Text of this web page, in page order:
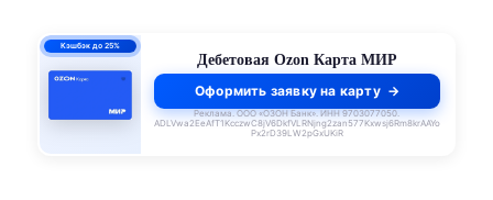
ПСК 55–62,4%
годовых
Кредитная Ozon Карта
Оформить заявку на карту
Реклама. ООО «ОЗОН Банк». ИНН 9703077050.
ADLVwa2EeAfT1KcczwC8jV6DkfVLRNjng2zan577Kxwsj6Rm8krAAYo
Px2rD39LW2pGxUKiR